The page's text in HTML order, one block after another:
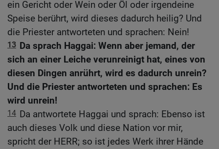
ein Gericht oder Wein oder Öl oder irgendeine
Speise berührt, wird dieses dadurch heilig? Und
die Priester antworteten und sprachen: Nein!
13 Da sprach Haggai: Wenn aber jemand, der
sich an einer Leiche verunreinigt hat, eines von
diesen Dingen anrührt, wird es dadurch unrein?
Und die Priester antworteten und sprachen: Es
wird unrein!
14 Da antwortete Haggai und sprach: Ebenso ist
auch dieses Volk und diese Nation vor mir,
spricht der HERR; so ist jedes Werk ihrer Hände